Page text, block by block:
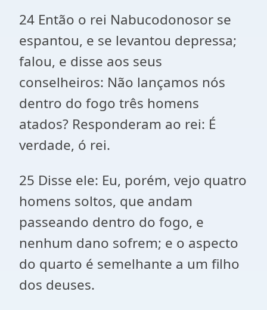
24 Então o rei Nabucodonosor se
espantou, e se levantou depressa;
falou, e disse aos seus
conselheiros: Não lançamos nós
dentro do fogo três homens
atados? Responderam ao rei: É
verdade, ó rei.
25 Disse ele: Eu, porém, vejo quatro
homens soltos, que andam
passeando dentro do fogo, e
nenhum dano sofrem; e o aspecto
do quarto é semelhante a um filho
dos deuses.